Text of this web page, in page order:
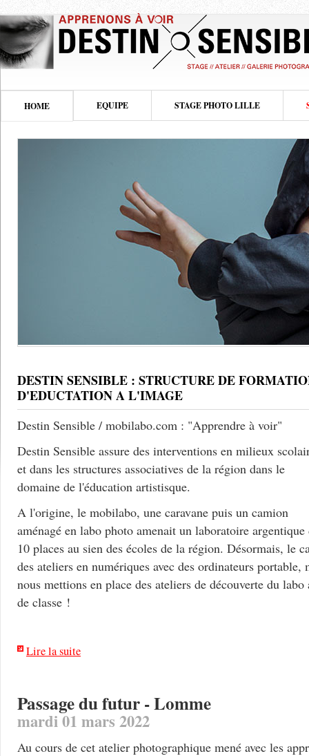
HOME EQUIPE STAGE PHOTO LILLE
DESTIN SENSIBLE : STRUCTURE DE
D'EDUCTATION A L'IMAGE
Destin Sensible / mobilabo.com : "Apprendre à voir"
Destin Sensible assure des interventions en milieux
et dans les structures associatives de la région dans le
domaine de l'éducation artistisque.
A l'origine, le mobilabo, une caravane puis un camion
aménagé en labo photo amenait un laboratoire argentique
10 places au sien des écoles de la région. Désormais, le
des ateliers en numériques avec des ordinateurs
nous mettions en place des ateliers de découverte du labo
de classe !
Lire la suite
Passage du futur - Lomme
mardi 01 mars 2022
Au cours de cet atelier photographique mené avec les